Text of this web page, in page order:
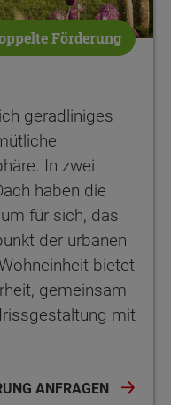
Förderung
geradliniges
In zwei
haben die
für sich, das
der urbanen
bietet
gemeinsam
mit
ANFRAGEN